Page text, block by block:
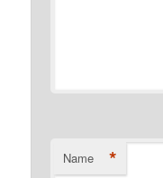
Name *